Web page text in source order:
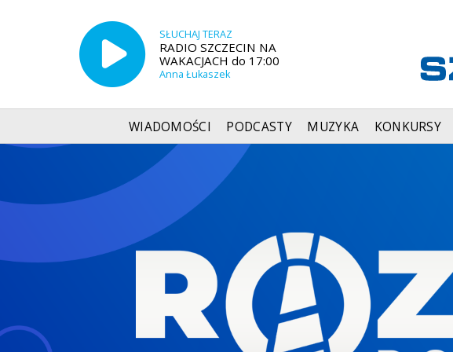
SŁUCHAJ TERAZ
RADIO SZCZECIN NA
WAKACJACH do 17:00
Anna Łukaszek
WIADOMOŚCI PODCASTY MUZYKA KONKURSY